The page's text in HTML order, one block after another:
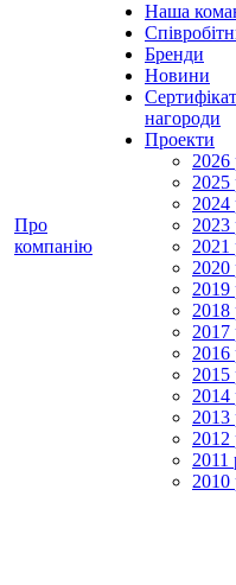
Про
компанію
Наша
Бренди
Новини
нагороди
Проекти
2026
2025
2024
2023
2021
2020
2019
2018
2017
2016
2015
2014
2013
2012
2011
2010